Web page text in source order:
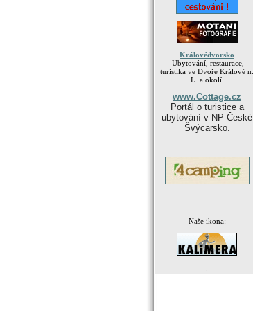
Královédvorsko
Ubytování, restaurace,
turistika ve Dvoře Králové n.
L. a okolí.
www.Cottage.cz
Portál o turistice a
ubytování v NP České
Švýcarsko.
Naše ikona: